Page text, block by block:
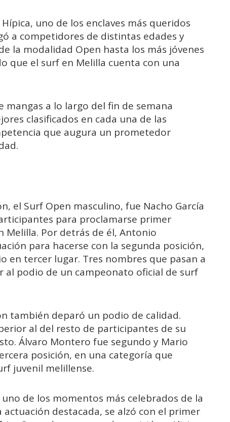
uno de los enclaves más queridos
a competidores de distintas edades y
la modalidad Open hasta los más jóvenes
que el surf en Melilla cuenta con una
a lo largo del fin de semana
clasificados en cada una de las
que augura un prometedor
el Surf Open masculino, fue Nacho García
para proclamarse primer
Melilla. Por detrás de él, Antonio
para hacerse con la segunda posición,
en tercer lugar. Tres nombres que pasan a
al podio de un campeonato oficial de surf
también deparó un podio de calidad.
al del resto de participantes de su
Álvaro Montero fue segundo y Mario
posición, en una categoría que
juvenil melillense.
de los momentos más celebrados de la
destacada, se alzó con el primer